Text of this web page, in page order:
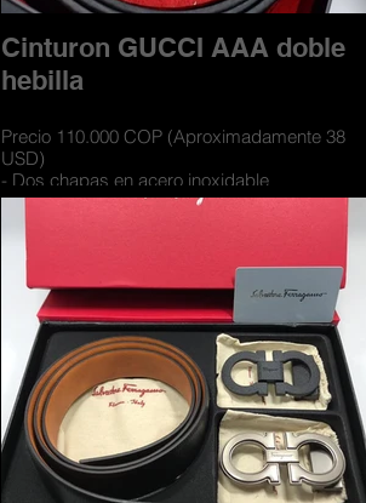
Cinturon GUCCI AAA doble
hebilla
Precio 110.000 COP (Aproximadamente 38
USD)
- Dos chapas en acero inoxidable
- Cinturones con materiales de cueros y textil
- Cuero doble faz para usarse por los 2 lados
- Incluye caja de lujo contramarcada y con
compartimiento para las hebillas